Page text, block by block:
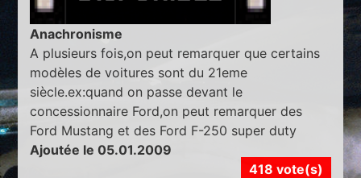
Anachronisme
A plusieurs fois,on peut remarquer que certains
modèles de voitures sont du 21eme
siècle.ex:quand on passe devant le
concessionnaire Ford,on peut remarquer des
Ford Mustang et des Ford F-250 super duty
Ajoutée le 05.01.2009
418 vote(s)